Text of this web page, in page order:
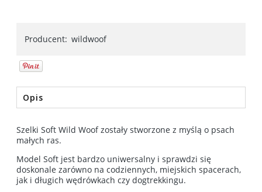
Producent: wildwoof
Opis
Szelki Soft Wild Woof zostały stworzone z myślą o psach
małych ras.
Model Soft jest bardzo uniwersalny i sprawdzi się
doskonale zarówno na codziennych, miejskich spacerach,
jak i długich wędrówkach czy dogtrekkingu.